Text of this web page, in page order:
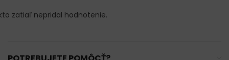
zatiaľ nepridal hodnotenie.